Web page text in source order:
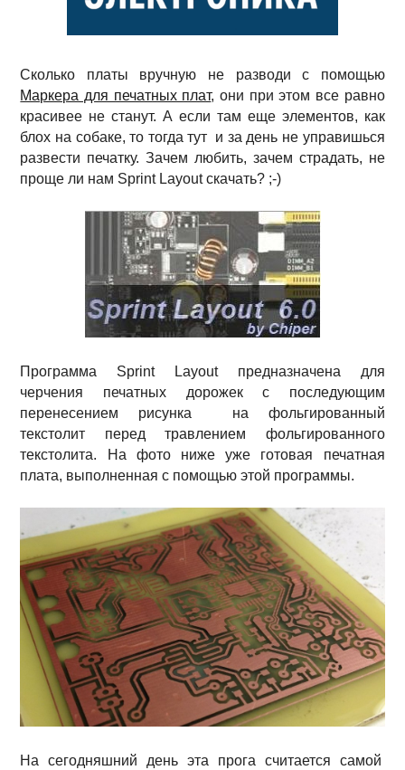
Сколько платы вручную не разводи с помощью
Маркера для печатных плат, они при этом все равно
красивее не станут. А если там еще элементов, как
блох на собаке, то тогда тут и за день не управишься
развести печатку. Зачем любить, зачем страдать, не
проще ли нам Sprint Layoutскачать? ;-)
Программа Sprint Layout предназначена для
черчения печатных дорожек с последующим
перенесением рисунка на фольгированный
текстолит перед травлением фольгированного
текстолита. На фото ниже уже готовая печатная
плата, выполненная с помощью этой программы.
На сегодняшний день эта прога считается самой